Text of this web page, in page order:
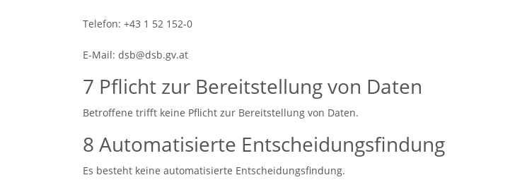
Telefon: +43 1 52 152-0
E-Mail: dsb@dsb.gv.at
7 Pflicht zur Bereitstellung von Daten
Betroffene trifft keine Pflicht zur Bereitstellung von Daten.
8 Automatisierte Entscheidungsfindung
Es besteht keine automatisierte Entscheidungsfindung.